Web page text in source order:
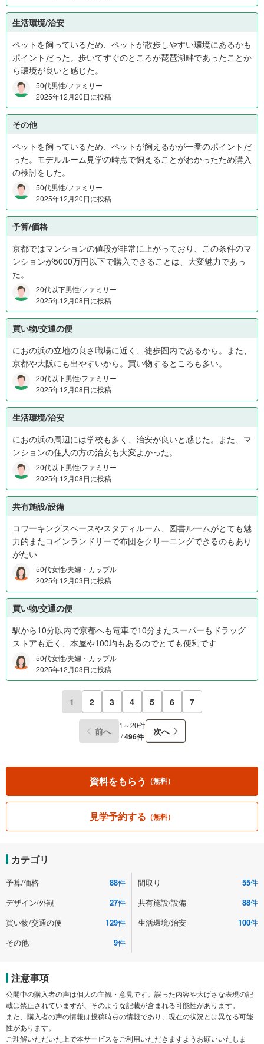
%
回
答
生活環境/治安
ペットを飼っているため、ペットが散歩しやすい環境にあるかも
ポイントだった。歩いてすぐのところが琵琶湖畔であったことか
ら環境が良いと感じた。
50代男性/ファミリー
2025年12月20日に投稿
その他
ペットを飼っているため、ペットが飼えるかが一番のポイントだ
った。モデルルーム見学の時点で飼えることがわかったため購入
の検討をした。
50代男性/ファミリー
2025年12月20日に投稿
予算/価格
京都ではマンションの値段が非常に上がっており、この条件のマ
ンションが5000万円以下で購入できることは、大変魅力であっ
た。
20代以下男性/ファミリー
2025年12月08日に投稿
買い物/交通の便
におの浜の立地の良さ職場に近く、徒歩圏内であるから。また、
京都や大阪にも出やすいから。買い物するところも多い。
20代以下男性/ファミリー
2025年12月08日に投稿
生活環境/治安
におの浜の周辺には学校も多く、治安が良いと感じた。また、マ
ンションの住人の方の治安も大変よかった。
20代以下男性/ファミリー
2025年12月08日に投稿
共有施設/設備
コワーキングスペースやスタディルーム、図書ルームがとても魅
力的またコインランドリーで布団をクリーニングできるのもあり
がたい
50代女性/夫婦・カップル
2025年12月03日に投稿
買い物/交通の便
駅から10分以内で京都へも電車で10分またスーパーもドラッグ
ストアも近く、本屋や100均もあるのでとても便利です
50代女性/夫婦・カップル
2025年12月03日に投稿
1 2 3 4 5 6 7
前へ
1～20件
/496件 次へ
資料をもらう （無料）
見学予約する （無料）
カテゴリ
予算/価格 88件 間取り 55件
デザイン/外観
27件 共有施設/設備 88件
買い物/交通の便
129件 生活環境/治安 100件
その他
9件
注意事項
公開中の購入者の声は個人の主観・意見です。誤った内容や大げさな表現の記
載は禁止されていますが、そのような記載が含まれる可能性があります。
また、購入者の声の情報は投稿時点の情報であり、現在の状況とは異なる可能
性があります。
ご理解いただいた上で本サービスをご利用いただきますようお願いいたしま